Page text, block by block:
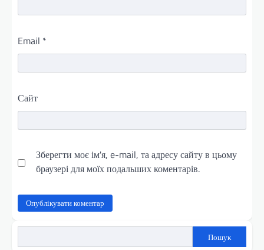
Email *
Сайт
Зберегти моє ім'я, e-mail, та адресу сайту в цьому
браузері для моїх подальших коментарів.
Пошук